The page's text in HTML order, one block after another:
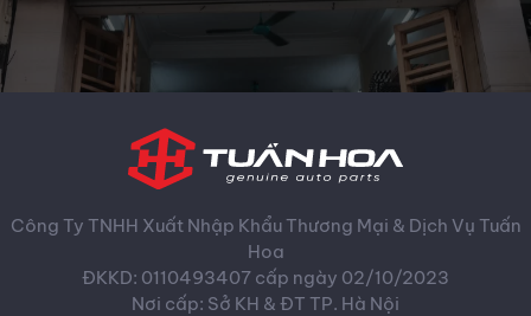
Công Ty TNHH Xuất Nhập Khẩu Thương Mại & Dịch Vụ Tuấn
Hoa
ĐKKD: 0110493407 cấp ngày 02/10/2023
Nơi cấp: Sở KH & ĐT TP. Hà Nội